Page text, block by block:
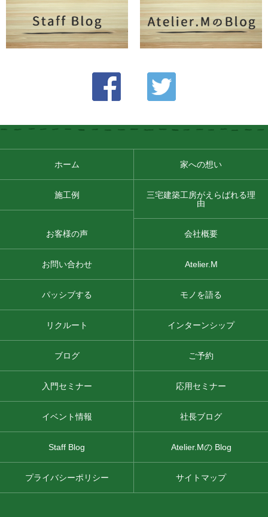
ホーム 家への想い
施工例
三宅建築工房がえらばれる理
由
お客様の声 会社概要
お問い合わせ Atelier.M
パッシブする モノを語る
リクルート インターンシップ
ブログ ご予約
入門セミナー 応用セミナー
イベント情報 社長ブログ
Staff Blog Atelier.Mの Blog
プライバシーポリシー サイトマップ